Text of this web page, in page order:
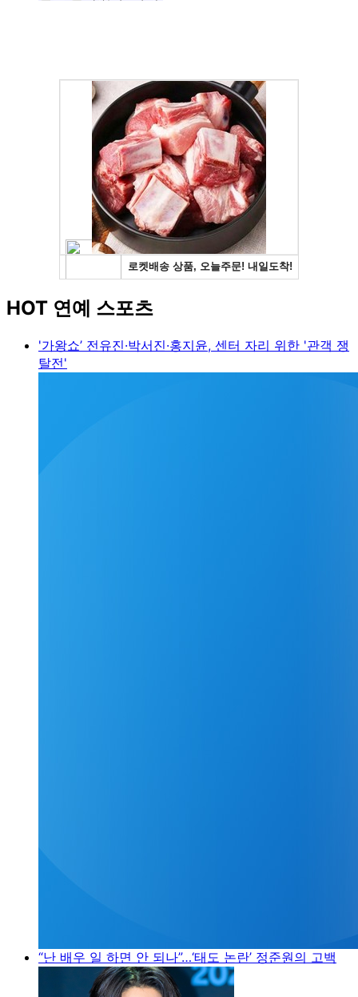
HOT 연예 스포츠
'가왕쇼’ 전유진·박서진·홍지윤, 센터 자리 위한 '관객 쟁
탈전'
“난 배우 일 하면 안 되나”…‘태도 논란’ 정준원의 고백